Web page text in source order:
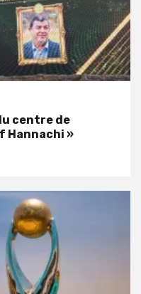
centre de
Hannachi »